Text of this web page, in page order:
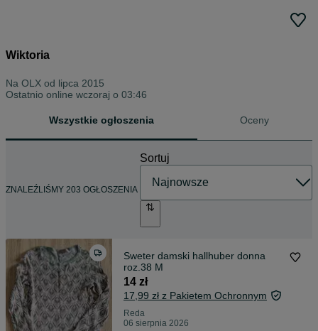
Wiktoria
Na OLX od lipca 2015
Ostatnio online wczoraj o 03:46
Wszystkie ogłoszenia Oceny
ZNALEŹLIŚMY 203 OGŁOSZENIA
Sortuj
Sweter damski hallhuber donna
roz.38 M
14 zł
17,99 zł z Pakietem Ochronnym
Reda
06 sierpnia 2026